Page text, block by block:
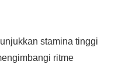
stamina tinggi
ritme